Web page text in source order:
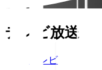
テレビ放送
テレビ